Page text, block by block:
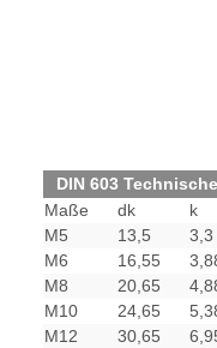
DIN 603
Maße
dk k
M5
13,5 3,3
M6
16,55
M8
20,65
M10
24,65
M12
30,65